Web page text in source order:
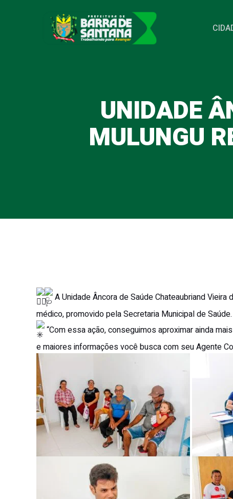
UNIDADE
MULUNGU
A Unidade Âncora de Saúde Chateaubriand
médico, promovido pela Secretaria Municipal de Saúde.
“Com essa ação, conseguimos aproximar ainda
e maiores informações você busca com seu Agente